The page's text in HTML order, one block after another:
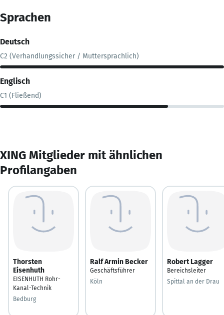
Sprachen
Deutsch
C2 (Verhandlungssicher / Muttersprachlich)
Englisch
C1 (Fließend)
XING Mitglieder mit ähnlichen
Profilangaben
Thorsten
Eisenhuth
EISENHUTH Rohr-
Kanal-Technik
Bedburg
Ralf Armin Becker
Geschäftsführer
Köln
Robert Lagger
Bereichsleiter
Spittal an der Drau